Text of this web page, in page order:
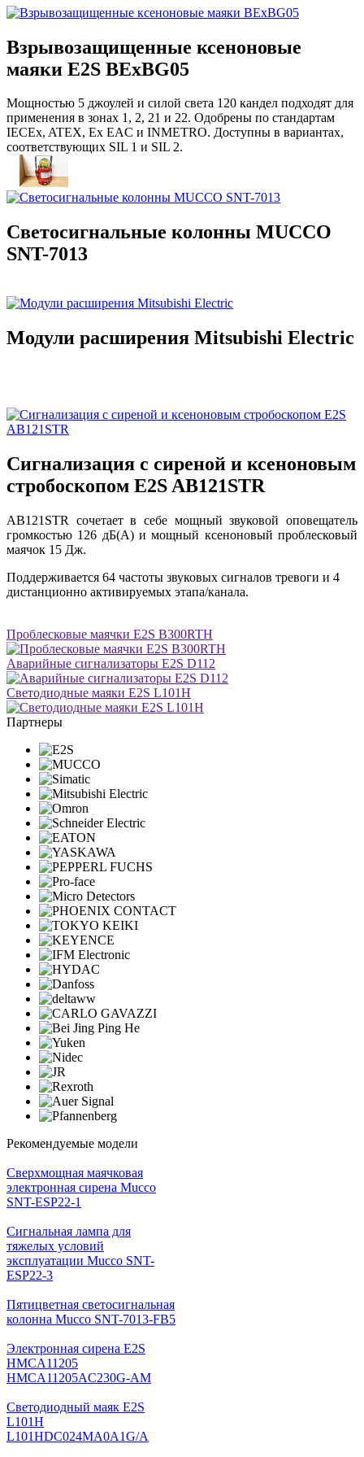
Взрывозащищенные ксеноновые
маяки E2S BExBG05
Мощностью 5 джоулей и силой света 120 кандел подходят для
применения в зонах 1, 2, 21 и 22. Одобрены по стандартам
IECEx, ATEX, Ex EAC и INMETRO. Доступны в вариантах,
соответствующих SIL 1 и SIL 2.
Светосигнальные колонны MUCCO
SNT-7013
Модули расширения Mitsubishi Electric
Сигнализация с сиреной и ксеноновым
стробоскопом E2S AB121STR
AB121STR сочетает в себе мощный звуковой оповещатель
громкостью 126 дБ(A) и мощный ксеноновый проблесковый
маячок 15 Дж.
Поддерживается 64 частоты звуковых сигналов тревоги и 4
дистанционно активируемых этапа/канала.
Проблесковые маячки E2S B300RTH
Аварийные сигнализаторы E2S D112
Светодиодные маяки E2S L101H
Партнеры
Рекомендуемые модели
Cверхмощная маячковая
электронная сирена Mucco
SNT-ESP22-1
Сигнальная лампа для
тяжелых условий
эксплуатации Mucco SNT-
ESP22-3
Пятицветная светосигнальная
колонна Mucco SNT-7013-FB5
Электронная сирена E2S
HMCA11205
HMCA11205AC230G-AM
Светодиодный маяк E2S
L101H
L101HDC024MA0A1G/A